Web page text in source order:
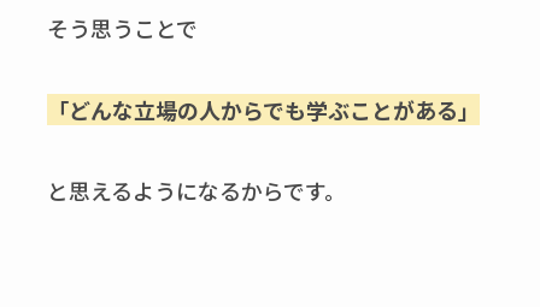
そう思うことで
「どんな立場の人からでも学ぶことがある」
と思えるようになるからです。